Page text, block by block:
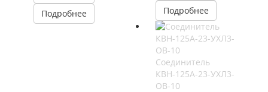
Подробнее
Подробнее
Соединитель
КВН-125А-23-УХЛ3-
ОВ-10